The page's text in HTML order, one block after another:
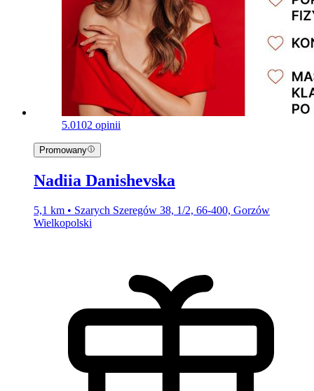
5.0102 opinii
Promowany
Nadiia Danishevska
5,1 km • Szarych Szeregów 38, 1/2, 66-400, Gorzów
Wielkopolski